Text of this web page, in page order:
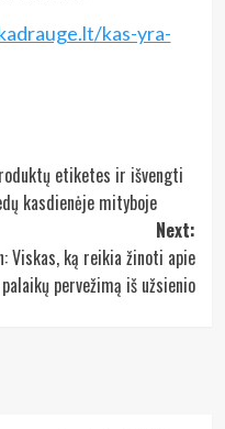
kas-yra-
etiketes ir išvengti
kasdienėje mityboje
Next:
Viskas, ką reikia žinoti apie
palaikų pervežimą iš užsienio